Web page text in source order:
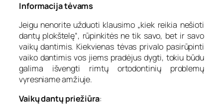
Informacija tėvams
Jeigu nenorite užduoti klausimo „kiek reikia nešioti
dantų plokštelę“, rūpinkitės ne tik savo, bet ir savo
vaikų dantimis. Kiekvienas tėvas privalo pasirūpinti
vaiko dantimis vos jiems pradėjus dygti, tokiu būdu
galima išvengti rimtų ortodontinių problemų
vyresniame amžiuje.
Vaikų dantų priežiūra: